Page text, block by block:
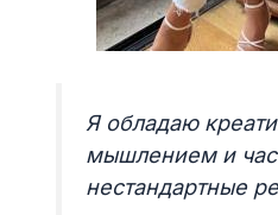
Я обладаю
мышлением и
нестандартные